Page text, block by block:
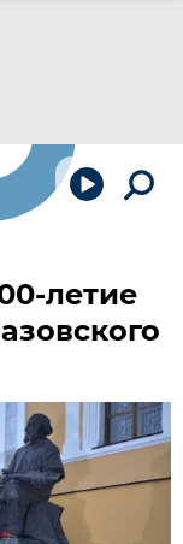
летие